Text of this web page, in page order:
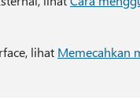
lihat Memecahkan